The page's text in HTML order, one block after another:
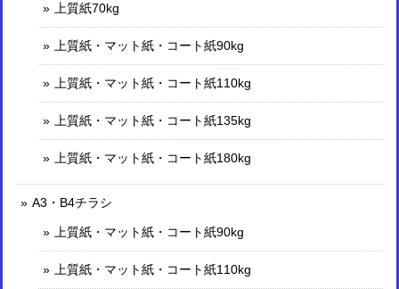
上質紙70kg
上質紙・マット紙・コート紙90kg
上質紙・マット紙・コート紙110kg
上質紙・マット紙・コート紙135kg
上質紙・マット紙・コート紙180kg
A3・B4チラシ
上質紙・マット紙・コート紙90kg
上質紙・マット紙・コート紙110kg